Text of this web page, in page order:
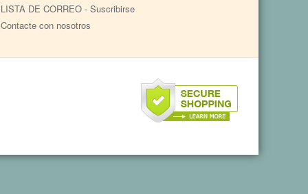
LISTA DE CORREO - Suscribirse
Contacte con nosotros